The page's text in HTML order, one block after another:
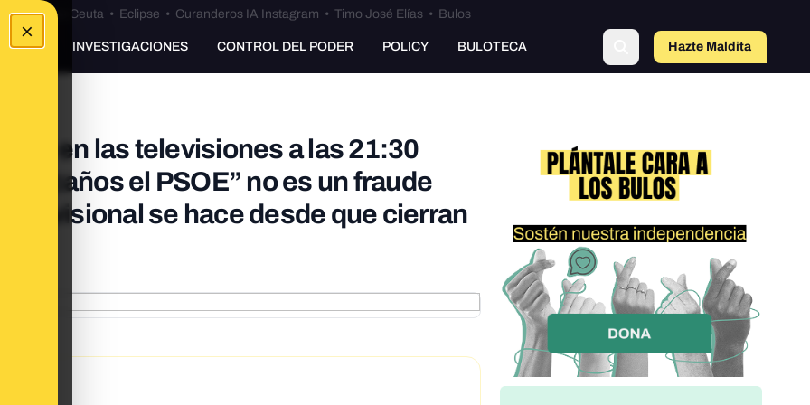
×
•Bulos Ceuta • Eclipse • Curanderos IA Instagram • Timo José Elías • Bulos
INVESTIGACIONES CONTROL DEL PODER POLICY BULOTECA Hazte Maldit o
a
en las televisiones a las 21:30
escaños el PSOE” no es un fraude
provisional se hace desde que cierran